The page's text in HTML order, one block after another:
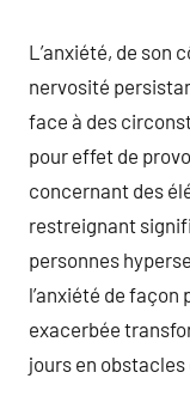
L’anxiété, de son
nervosité
face à des
pour effet de
concernant des
restreignant
personnes
l’anxiété de
exacerbée
jours en